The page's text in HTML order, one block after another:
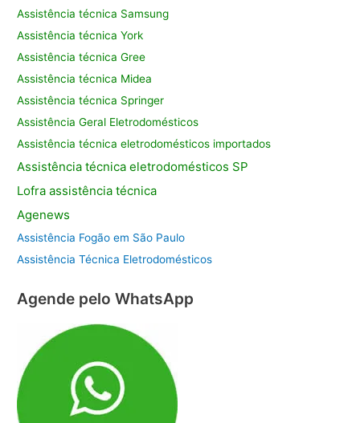
Assistência técnica Samsung
Assistência técnica York
Assistência técnica Gree
Assistência técnica Midea
Assistência técnica Springer
Assistência Geral Eletrodomésticos
Assistência técnica eletrodomésticos importados
Assistência técnica eletrodomésticos SP
Lofra assistênciatécnica
Agenews
Assistência Fogão em São Paulo
Assistência Técnica Eletrodomésticos
Agende pelo WhatsApp